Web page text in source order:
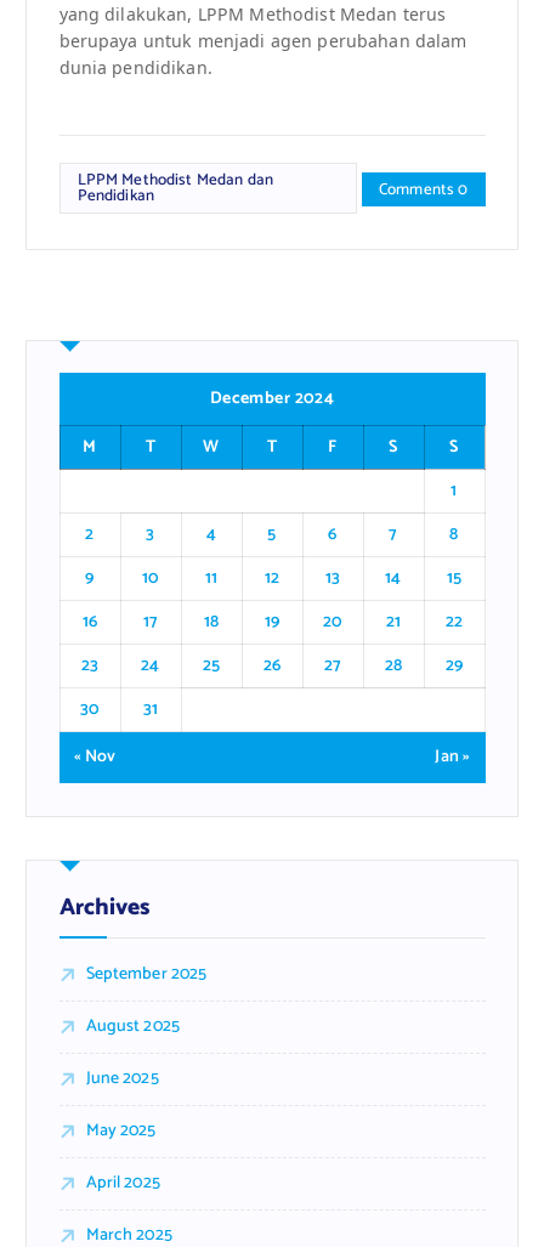
yang dilakukan, LPPM Methodist Medan terus
berupaya untuk menjadi agen perubahan dalam
dunia pendidikan.
LPPM Methodist Medan dan
Pendidikan Comments 0
December 2024
M
T W T F S
S
1
2
3 4 5 6 7
8
9
10 11 12 13 14
15
16
17 18 19 20 21
22
23
24 25 26 27 28
29
30
31
« Nov
Jan »
Archives
September 2025
August 2025
June 2025
May 2025
April 2025
March 2025